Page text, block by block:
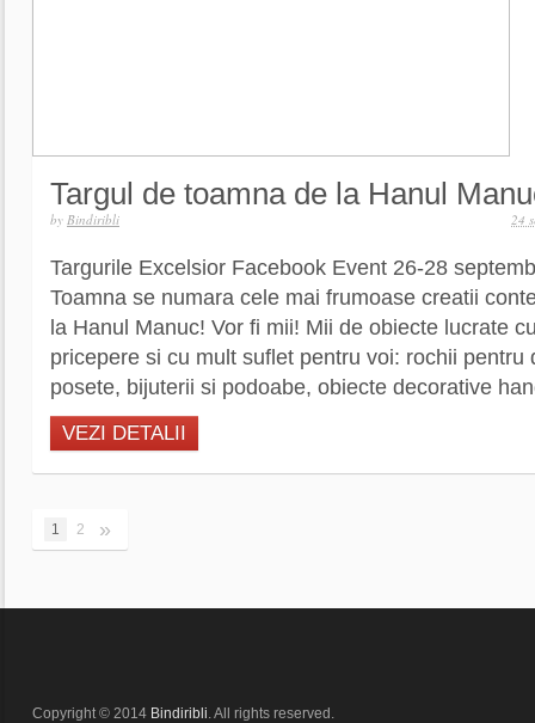
Targul de toamna de la Hanul
by Bindiribli 24
Targurile Excelsior Facebook Event 26-28
Toamna se numara cele mai frumoase creatii
la Hanul Manuc! Vor fi mii! Mii de obiecte lucrate
pricepere si cu mult suflet pentru voi: rochii pentru
posete, bijuterii si podoabe, obiecte decorative
VEZI DETALII
1 2 »
Copyright © 2014 Bindiribli. All rights reserved.